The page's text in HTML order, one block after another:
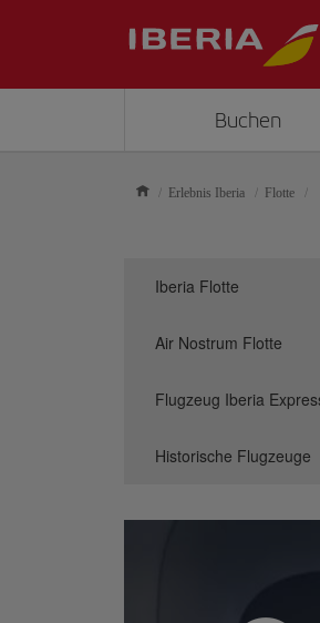
Buchen
Erlebnis Iberia Flotte
Iberia Flotte
Air Nostrum Flotte
Flugzeug Iberia
Historische Flugzeuge